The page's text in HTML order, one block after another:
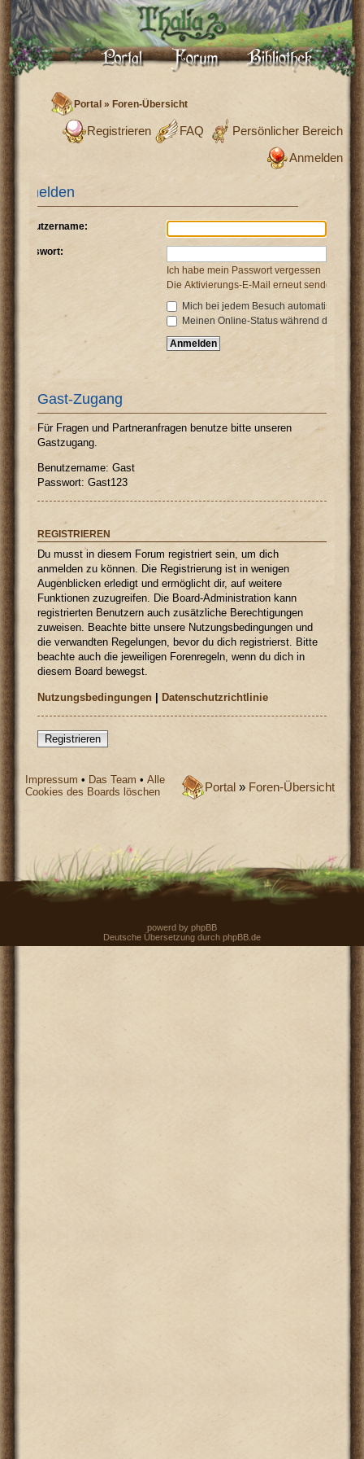
Portal »Foren-Übersicht
Persönlicher Bereich
FAQ
Registrieren
Anmelden
Anmelden
Benutzername:
Passwort:
Ich habe mein Passwort vergessen
Die Aktivierungs-E-Mail erneut senden
Mich bei jedem Besuch automatisch
Meinen Online-Status während dieser
Gast-Zugang
Für Fragen und Partneranfragen benutze bitte unseren
Gastzugang.
Benutzername: Gast
Passwort: Gast123
REGISTRIEREN
Du musst in diesem Forum registriert sein, um dich
anmelden zu können. Die Registrierung ist in wenigen
Augenblicken erledigt und ermöglicht dir, auf weitere
Funktionen zuzugreifen. Die Board-Administration kann
registrierten Benutzern auch zusätzliche Berechtigungen
zuweisen. Beachte bitte unsere Nutzungsbedingungen und
die verwandten Regelungen, bevor du dich registrierst. Bitte
beachte auch die jeweiligen Forenregeln, wenn du dich in
diesem Board bewegst.
Nutzungsbedingungen |Datenschutzrichtlinie
Registrieren
Portal » Foren-Übersicht
Impressum • Das Team •Alle
Cookies des Boards löschen
powerd by phpBB
Deutsche Übersetzung durch phpBB.de